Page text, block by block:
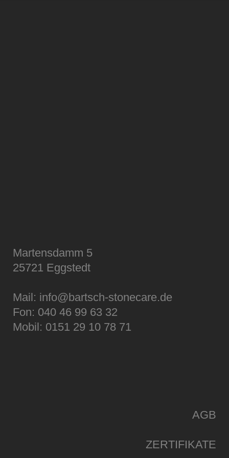
Martensdamm 5
25721 Eggstedt
Mail: info@bartsch-stonecare.de
Fon: 040 46 99 63 32
Mobil: 0151 29 10 78 71
AGB
ZERTIFIKATE